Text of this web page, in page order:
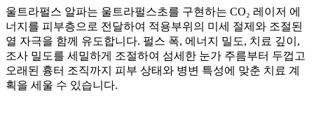
울트라펄스 알파는 울트라펄스초를 구현하는 CO₂ 레이저 에
너지를 피부층으로 전달하여 적용부위의 미세 절제와 조절된
열 자극을 함께 유도합니다. 펄스 폭, 에너지 밀도, 치료 깊이,
조사 밀도를 세밀하게 조절하여 섬세한 눈가 주름부터 두껍고
오래된 흉터 조직까지 피부 상태와 병변 특성에 맞춘 치료 계
획을 세울 수 있습니다.